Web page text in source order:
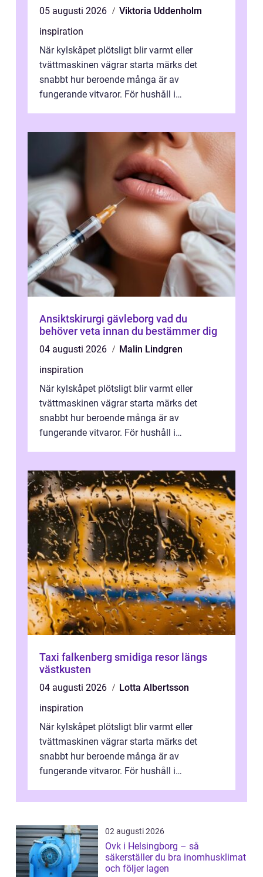
05 augusti 2026
Viktoria Uddenholm
inspiration
När kylskåpet plötsligt blir varmt eller
tvättmaskinen vägrar starta märks det
snabbt hur beroende många är av
fungerande vitvaror. För hushåll i
Ansiktskirurgi gävleborg vad du
behöver veta innan du bestämmer dig
04 augusti 2026
Malin Lindgren
inspiration
När kylskåpet plötsligt blir varmt eller
tvättmaskinen vägrar starta märks det
snabbt hur beroende många är av
fungerande vitvaror. För hushåll i
Taxi falkenberg smidiga resor längs
västkusten
04 augusti 2026
Lotta Albertsson
inspiration
När kylskåpet plötsligt blir varmt eller
tvättmaskinen vägrar starta märks det
snabbt hur beroende många är av
fungerande vitvaror. För hushåll i
vitvaruservice en...
02 augusti 2026
Ovk i Helsingborg – så
säkerställer du bra inomhusklimat
och följer lagen